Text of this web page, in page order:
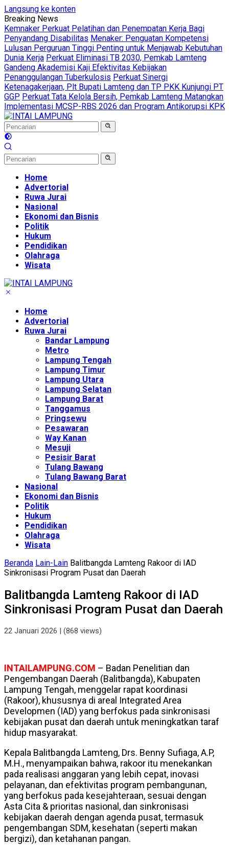
Langsung ke konten
Breaking News
Kemnaker Perkuat Pelatihan dan Penempatan Kerja Bagi
Penyandang Disabilitas Menaker: Penguatan Kompetensi
Lulusan Perguruan Tinggi Penting untuk Menjawab Kebutuhan
Dunia Kerja Perkuat Eliminasi TB 2030, Pemkab Lamteng
Gandeng Akademisi Kaji Efektivitas Kebijakan
Penanggulangan Tuberkulosis Perkuat Sinergi
Ketenagakerjaan, Plt Bupati Lamteng dan TP PKK Kunjungi PT
GGP Perkuat Tata Kelola Bersih, Pemkab Lamteng Matangkan
Implementasi MCSP-RBS 2026 dan Program Antikorupsi KPK
Home
Advertorial
Ruwa Jurai
Nasional
Ekonomi dan Bisnis
Politik
Hukum
Pendidikan
Olahraga
Wisata
Home
Advertorial
Ruwa Jurai
Bandar Lampung
Metro
Lampung Tengah
Lampung Timur
Lampung Utara
Lampung Selatan
Lampung Barat
Tanggamus
Pringsewu
Pesawaran
Way Kanan
Mesuji
Pesisir Barat
Tulang Bawang
Tulang Bawang Barat
Nasional
Ekonomi dan Bisnis
Politik
Hukum
Pendidikan
Olahraga
Wisata
Beranda Lain-Lain Balitbangda Lamteng Rakoor di IAD
Sinkronisasi Program Pusat dan Daerah
Balitbangda Lamteng Rakoor di IAD
Sinkronisasi Program Pusat dan Daerah
22 Januari 2026 | (868 views)
INTAILAMPUNG.COM – Badan Penelitian dan
Pengembangan Daerah (Balitbangda), Kabupaten
Lampung Tengah, menggelar rapat koordinasi
(Rakoor), khususnya di areal Integrated Area
Developmen (IAD) yang berfokus pada sinkronisasi
kebijakan pusat dan daerah untuk meningkatkan taraf
hidup masyarakat.
Kepala Balitbangda Lamteng, Drs. Benny Sufiaga, A.P,
M.H., menyampaikan bahwa, rakoor itu menekankan
pada realisasi anggaran yang lebih cepat, inovasi
pelayanan, dan efektivitas program pembangunan,
yang berfokus pada kesejahteraan, sesuai dengan
Asta Cita & prioritas nasional, dan sinkronisasi
kebijakan daerah dengan agenda pusat, termasuk
pengembangan SDM, kesehatan (seperti makan
bergizi), dan ketahanan pangan.